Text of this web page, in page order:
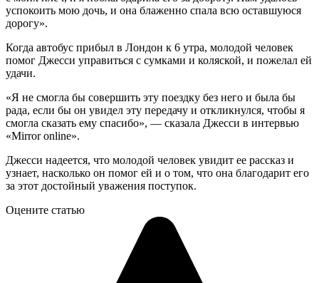
успокоить мою дочь, и она блаженно спала всю оставшуюся
дорогу».
Когда автобус прибыл в Лондон к 6 утра, молодой человек
помог Джесси управиться с сумками и коляской, и пожелал ей
удачи.
«Я не смогла бы совершить эту поездку без него и была бы
рада, если бы он увидел эту передачу и откликнулся, чтобы я
смогла сказать ему спасибо», — сказала Джесси в интервью
«Mirror online».
Джесси надеется, что молодой человек увидит ее рассказ и
узнает, насколько он помог ей и о том, что она благодарит его
за этот достойный уважения поступок.
Оцените статью